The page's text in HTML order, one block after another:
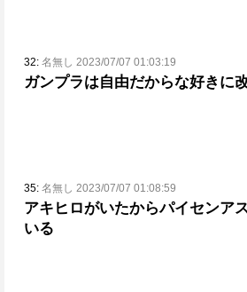
32: 名無し 2023/07/07 01:03:19
ガンプラは自由だからな好きに
35: 名無し 2023/07/07 01:08:59
アキヒロがいたからパイセンア
いる